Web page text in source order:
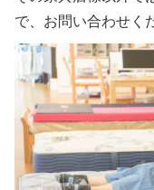
で、お問い合わせく